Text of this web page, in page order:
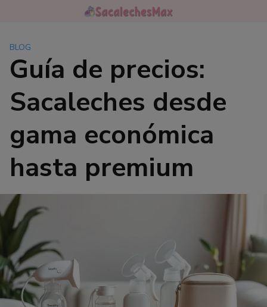
BLOG
Guía de precios:
Sacaleches desde
gama económica
hasta premium